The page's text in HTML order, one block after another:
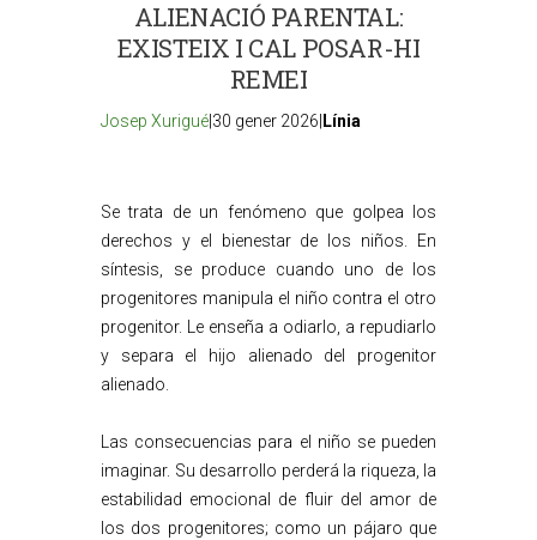
ALIENACIÓ PARENTAL:
EXISTEIX I CAL POSAR-HI
REMEI
Josep Xurigué |30 gener 2026| Línia
Se trata de un fenómeno que golpea los
derechos y el bienestar de los niños. En
síntesis, se produce cuando uno de los
progenitores manipula el niño contra el otro
progenitor. Le enseña a odiarlo, a repudiarlo
y separa el hijo alienado del progenitor
alienado.
Las consecuencias para el niño se pueden
imaginar. Su desarrollo perderá la riqueza, la
estabilidad emocional de fluir del amor de
los dos progenitores; como un pájaro que